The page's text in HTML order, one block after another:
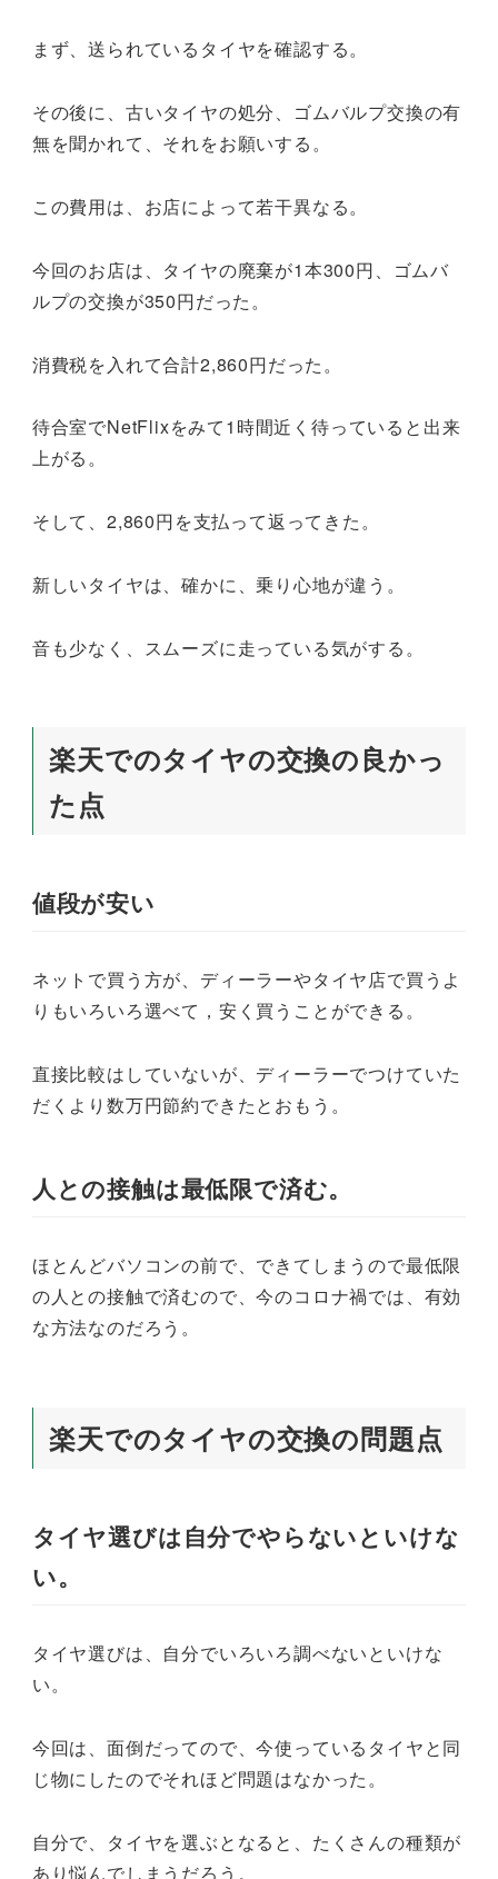
まず、送られているタイヤを確認する。
その後に、古いタイヤの処分、ゴムバルプ交換の有
無を聞かれて、それをお願いする。
この費用は、お店によって若干異なる。
今回のお店は、タイヤの廃棄が1本300円、ゴムバ
ルプの交換が350円だった。
消費税を入れて合計2,860円だった。
待合室でNetFlixをみて1時間近く待っていると出来
上がる。
そして、2,860円を支払って返ってきた。
新しいタイヤは、確かに、乗り心地が違う。
音も少なく、スムーズに走っている気がする。
楽天でのタイヤの交換の良かっ
た点
値段が安い
ネットで買う方が、ディーラーやタイヤ店で買うよ
りもいろいろ選べて，安く買うことができる。
直接比較はしていないが、ディーラーでつけていた
だくより数万円節約できたとおもう。
人との接触は最低限で済む。
ほとんどバソコンの前で、できてしまうので最低限
の人との接触で済むので、今のコロナ禍では、有効
な方法なのだろう。
楽天でのタイヤの交換の問題点
タイヤ選びは自分でやらないといけな
い。
タイヤ選びは、自分でいろいろ調べないといけな
い。
今回は、面倒だってので、今使っているタイヤと同
じ物にしたのでそれほど問題はなかった。
自分で、タイヤを選ぶとなると、たくさんの種類が
あり悩んでしまうだろう。